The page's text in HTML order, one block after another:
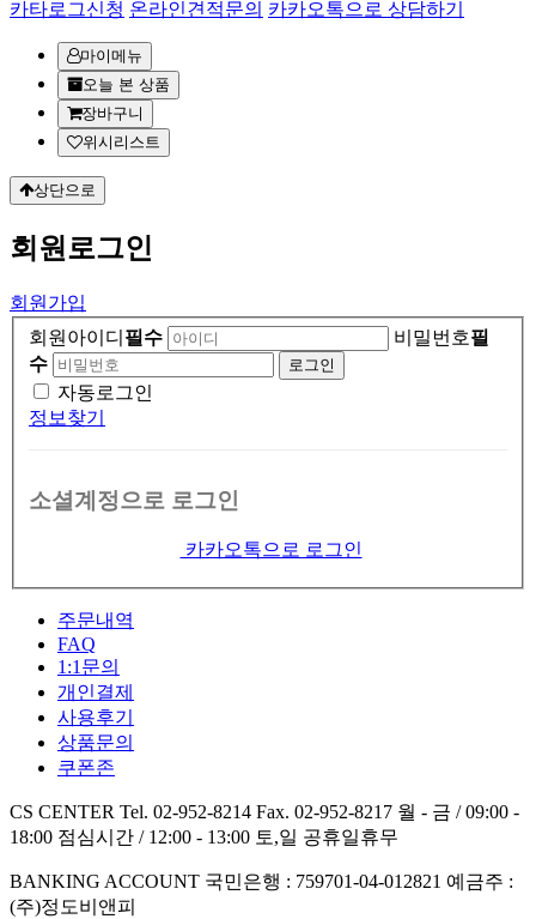
카타로그신청 온라인견적문의 카카오톡으로 상담하기
마이메뉴
오늘 본 상품
장바구니
위시리스트
상단으로
회원로그인
회원가입
회원아이디 필수 비밀번호필
수
자동로그인
정보찾기
소셜계정으로 로그인
카카오톡으로 로그인
주문내역
FAQ
1:1문의
개인결제
사용후기
상품문의
쿠폰존
CS CENTER Tel. 02-952-8214 Fax. 02-952-8217 월 - 금 / 09:00 -
18:00 점심시간 / 12:00 - 13:00 토,일 공휴일휴무
BANKING ACCOUNT 국민은행 : 759701-04-012821 예금주 :
(주)정도비앤피